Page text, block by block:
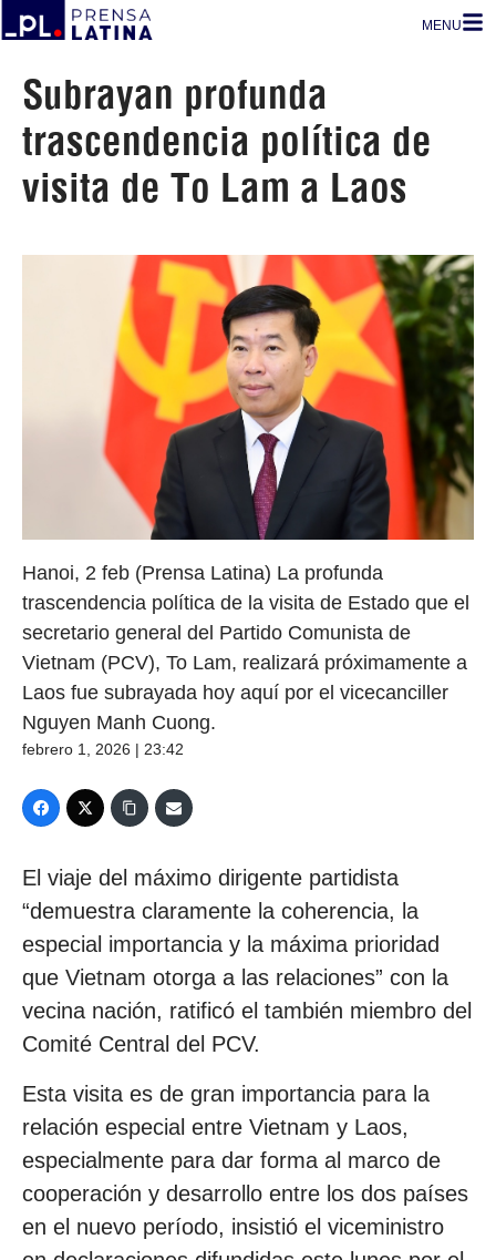
MENU
Subrayan profunda
trascendencia política de
visita de To Lam a Laos
Hanoi, 2 feb (Prensa Latina) La profunda
trascendencia política de la visita de Estado que el
secretario general del Partido Comunista de
Vietnam (PCV), To Lam, realizará próximamente a
Laos fue subrayada hoy aquí por el vicecanciller
Nguyen Manh Cuong.
febrero 1, 2026 | 23:42
El viaje del máximo dirigente partidista
“demuestra claramente la coherencia, la
especial importancia y la máxima prioridad
que Vietnam otorga a las relaciones” con la
vecina nación, ratificó el también miembro del
Comité Central del PCV.
Esta visita es de gran importancia para la
relación especial entre Vietnam y Laos,
especialmente para dar forma al marco de
cooperación y desarrollo entre los dos países
en el nuevo período, insistió el viceministro